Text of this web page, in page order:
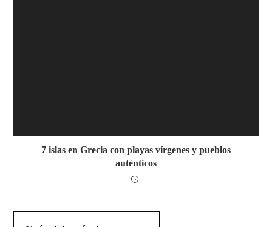
7 islas en Grecia con playas vírgenes y pueblos
auténticos